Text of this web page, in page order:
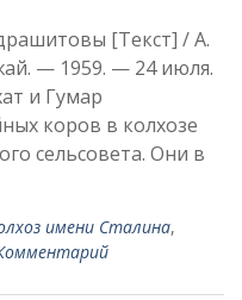
[Текст] / А.
— 1959. — 24 июля.
и Гумар
коров в колхозе
сельсовета. Они в
имени Сталина,